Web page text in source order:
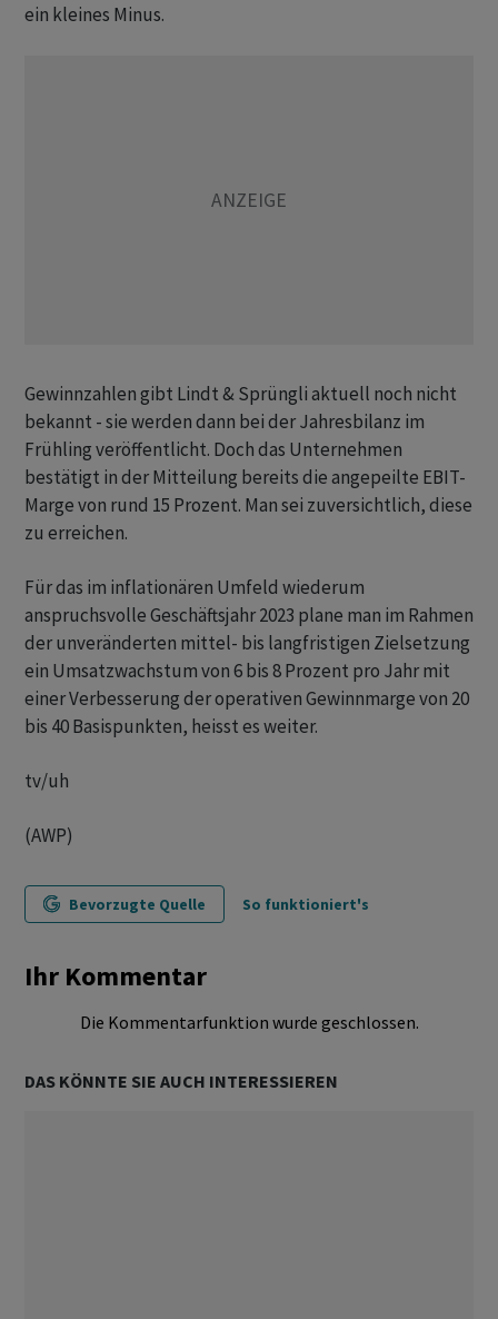
ein kleines Minus.
Gewinnzahlen gibt Lindt & Sprüngli aktuell noch nicht
bekannt - sie werden dann bei der Jahresbilanz im
Frühling veröffentlicht. Doch das Unternehmen
bestätigt in der Mitteilung bereits die angepeilte EBIT-
Marge von rund 15 Prozent. Man sei zuversichtlich, diese
zu erreichen.
Für das im inflationären Umfeld wiederum
anspruchsvolle Geschäftsjahr 2023 plane man im Rahmen
der unveränderten mittel- bis langfristigen Zielsetzung
ein Umsatzwachstum von 6 bis 8 Prozent pro Jahr mit
einer Verbesserung der operativen Gewinnmarge von 20
bis 40 Basispunkten, heisst es weiter.
tv/uh
(AWP)
Bevorzugte Quelle So funktioniert's
Ihr Kommentar
Die Kommentarfunktion wurde geschlossen.
DAS KÖNNTE SIE AUCH INTERESSIEREN